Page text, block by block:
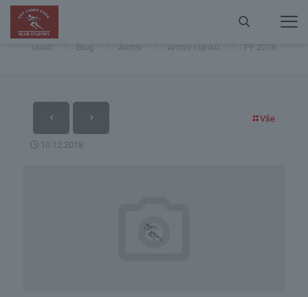
Úvod Blog Archiv Archiv článků PF 2018
Vše
10.12.2018